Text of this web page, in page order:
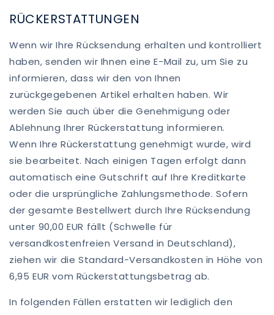
RÜCKERSTATTUNGEN
Wenn wir Ihre Rücksendung erhalten und kontrolliert
haben, senden wir Ihnen eine E-Mail zu, um Sie zu
informieren, dass wir den von Ihnen
zurückgegebenen Artikel erhalten haben. Wir
werden Sie auch über die Genehmigung oder
Ablehnung Ihrer Rückerstattung informieren.
Wenn Ihre Rückerstattung genehmigt wurde, wird
sie bearbeitet. Nach einigen Tagen erfolgt dann
automatisch eine Gutschrift auf Ihre Kreditkarte
oder die ursprüngliche Zahlungsmethode. Sofern
der gesamte Bestellwert durch Ihre Rücksendung
unter 90,00 EUR fällt (Schwelle für
versandkostenfreien Versand in Deutschland),
ziehen wir die Standard-Versandkosten in Höhe von
6,95 EUR vom Rückerstattungsbetrag ab.
In folgenden Fällen erstatten wir lediglich den